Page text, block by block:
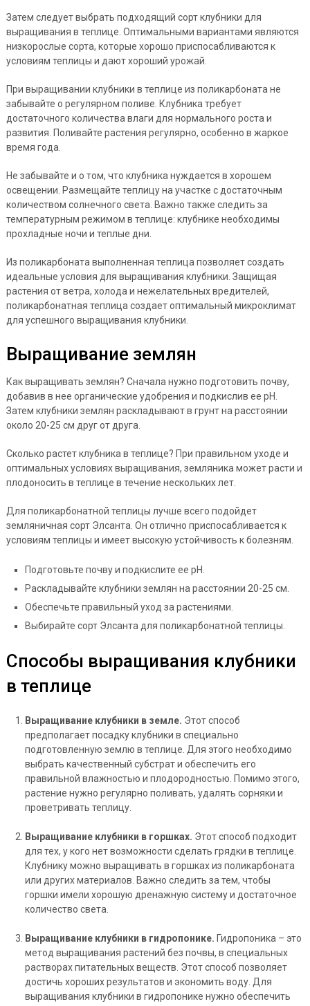
Затем следует выбрать подходящий сорт клубники для
выращивания в теплице. Оптимальными вариантами являются
низкорослые сорта, которые хорошо приспосабливаются к
условиям теплицы и дают хороший урожай.
При выращивании клубники в теплице из поликарбоната не
забывайте о регулярном поливе. Клубника требует
достаточного количества влаги для нормального роста и
развития. Поливайте растения регулярно, особенно в жаркое
время года.
Не забывайте и о том, что клубника нуждается в хорошем
освещении. Размещайте теплицу на участке с достаточным
количеством солнечного света. Важно также следить за
температурным режимом в теплице: клубнике необходимы
прохладные ночи и теплые дни.
Из поликарбоната выполненная теплица позволяет создать
идеальные условия для выращивания клубники. Защищая
растения от ветра, холода и нежелательных вредителей,
поликарбонатная теплица создает оптимальный микроклимат
для успешного выращивания клубники.
Выращивание землян
Как выращивать землян? Сначала нужно подготовить почву,
добавив в нее органические удобрения и подкислив ее pH.
Затем клубники землян раскладывают в грунт на расстоянии
около 20-25 см друг от друга.
Сколько растет клубника в теплице? При правильном уходе и
оптимальных условиях выращивания, земляника может расти и
плодоносить в теплице в течение нескольких лет.
Для поликарбонатной теплицы лучше всего подойдет
земляничная сорт Элсанта. Он отлично приспосабливается к
условиям теплицы и имеет высокую устойчивость к болезням.
Подготовьте почву и подкислите ее pH.
Раскладывайте клубники землян на расстоянии 20-25 см.
Обеспечьте правильный уход за растениями.
Выбирайте сорт Элсанта для поликарбонатной теплицы.
Способы выращивания клубники
в теплице
Выращивание клубники в земле. Этот способ
предполагает посадку клубники в специально
подготовленную землю в теплице. Для этого необходимо
выбрать качественный субстрат и обеспечить его
правильной влажностью и плодородностью. Помимо этого,
растение нужно регулярно поливать, удалять сорняки и
проветривать теплицу.
Выращивание клубники в горшках. Этот способ подходит
для тех, у кого нет возможности сделать грядки в теплице.
Клубнику можно выращивать в горшках из поликарбоната
или других материалов. Важно следить за тем, чтобы
горшки имели хорошую дренажную систему и достаточное
количество света.
Выращивание клубники в гидропонике. Гидропоника – это
метод выращивания растений без почвы, в специальных
растворах питательных веществ. Этот способ позволяет
достичь хороших результатов и экономить воду. Для
выращивания клубники в гидропонике нужно обеспечить